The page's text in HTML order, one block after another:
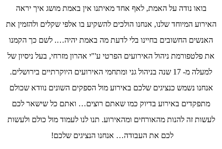
בואו נודה על האמת, לאף אחד מאיתנו אין באמת מושג איך יראה
האירוע המיוחד שלנו, אנחנו הולכים להשקיע בו אלפי שקלים ולהזמין את
האנשים החשובים בחיינו בלי לדעת מה באמת יהיה…. לשם כך הקמנו
את פלטפורמת ניהול האירועים הפרטי ע'"י אהרון מזרחי, בעל ניסיון של
למעלה מ- 17 שנה בניהול גני ומתחמי האירועים היוקרתיים בירושלים.
אנחנו נשמש כנציגים שלכם באירוע מול הספקים השונים נוודא שכולם
מתפקדים באירוע בדיוק כמו שאתם רוצים… ואתם כל שישאר לכם
לעשות זה להנות מהאורחים ומהאירוע. תנו לנו לעמוד מול כולם ולעשות
לכם את העבודה… אנחנו הנציגים שלכם!